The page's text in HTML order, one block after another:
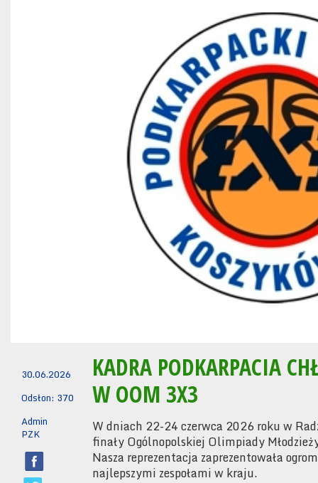
30.06.2026
Odsłon: 370
Admin
PZK
KADRA PODKARPACIA
W OOM 3X3
W dniach 22-24 czerwca 2026 roku w
finały Ogólnopolskiej Olimpiady
Nasza reprezentacja zaprezentowała
najlepszymi zespołami w kraju.